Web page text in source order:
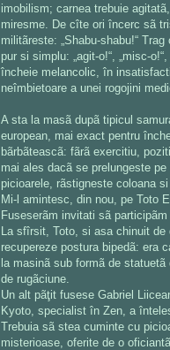
imobilism; carnea trebuie
miresme. De cîte ori încerc sã
militãreste: „Shabu-shabu!“
pur si simplu: „agit-o!“, „misc-
încheie melancolic, în
neîmbietoare a unei rogojini
A sta la masã dupã tipicul
european, mai exact pentru
bãrbãteascã: fãrã exercitiu,
mai ales dacã se prelungeste
picioarele, rãstigneste coloana si
Mi-l amintesc, din nou, pe Toto
Fuseserãm invitati sã
La sfîrsit, Toto, si asa chinuit
recupereze postura bipedã: era
la masinã sub formã de
de rugãciune.
Un alt pãţit fusese Gabriel
Kyoto, specialist în Zen, a
Trebuia sã stea cuminte cu
misterioase, oferite de o